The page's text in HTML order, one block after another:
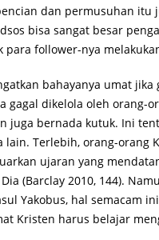
dan permusuhan itu
bisa sangat besar
follower-nya
bahayanya umat
gagal dikelola oleh orang-
juga bernada kutuk. Ini
lain. Terlebih, orang-
ujaran yang
(Barclay 2010, 144).
Yakobus, hal
Kristen harus belajar